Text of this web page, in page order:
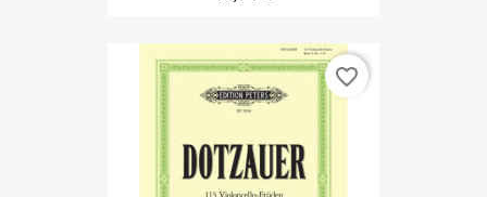
favorite_border